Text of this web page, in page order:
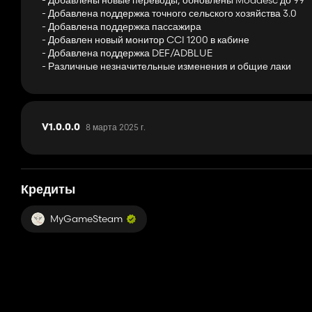
- GPS
- Огасание
- Скоровые знаки
- Маяки
- Крыши
- Варианты цвета полосы
- Варианты колеса
- номерной знак
Evers Toric (необязательно):
Кредиты: Vervaet, Giants Software, TSR, Tonyg616, JMZ, BR
- Добавлена ​​поддержка точного сельского хозяйства 3.0
- Добавлена ​​поддержка пассажира
- Добавлен новый монитор CCI 1200 в кабине
- Добавлена ​​поддержка DEF/ADBLUE
- Различные незначительные изменения и общие лаки
V1.0.0.0 8 марта 2025 г.
Кредиты
MyGameSteam